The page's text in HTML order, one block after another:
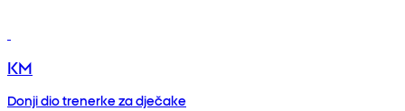
KM
Donji dio trenerke za dječake